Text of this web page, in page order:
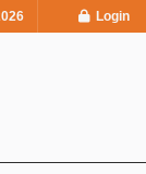
Login